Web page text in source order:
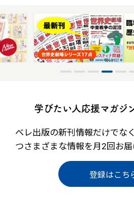
学びたい人応援マガジ
ベレ出版の新刊情報だけでなく
つさまざまな情報を月2回お届
登録はこち